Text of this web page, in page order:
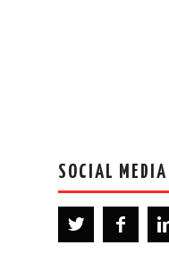
SOCIAL MEDIA